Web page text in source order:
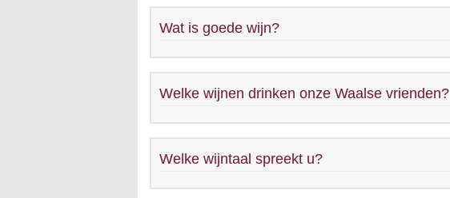
Wat is goede wijn?
Welke wijnen drinken onze Waalse vrienden?
Welke wijntaal spreekt u?